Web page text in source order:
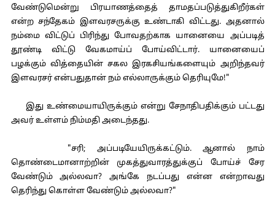
வேண்டுமென்று பிரயாணத்தைத் தாமதப்படுத்துகிறீர்கள்
என்ற சந்தேகம் இளவரசருக்கு உண்டாகி விட்டது. அதனால்
நம்மை விட்டுப் பிரிந்து போவதற்காக யானையை அப்படித்
தூண்டி விட்டு வேகமாய்ப் போய்விட்டார். யானையைப்
பழக்கும் வித்தையின் சகல இரகசியங்களையும் அறிந்தவர்
இளவரசர் என்பதுதான் நம் எல்லாருக்கும் தெரியுமே!"
இது உண்மையாயிருக்கும் என்று சேநாதிபதிக்கும் பட்டது
அவர் உள்ளம் நிம்மதி அடைந்தது.
"சரி; அப்படியேயிருக்கட்டும். ஆனால் நாம்
தொண்டைமானாற்றின் முகத்துவாரத்துக்குப் போய்ச் சேர
வேண்டும் அல்லவா? அங்கே நடப்பது என்ன என்றாவது
தெரிந்து கொள்ள வேண்டும் அல்லவா?"